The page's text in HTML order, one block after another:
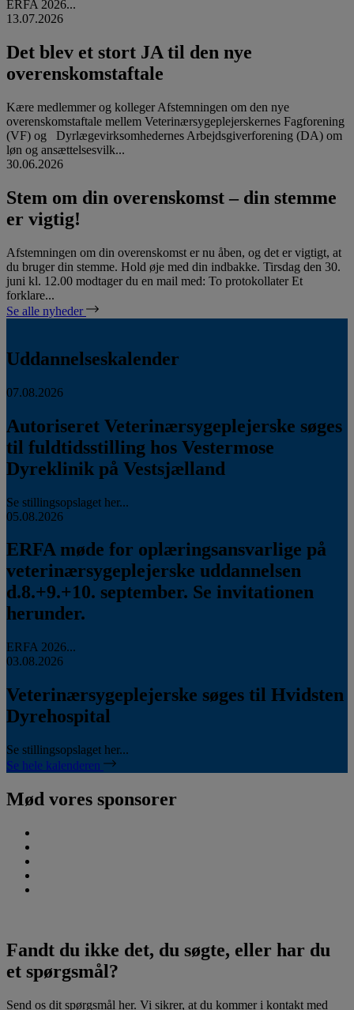
ERFA 2026...
13.07.2026
Det blev et stort JA til den nye
overenskomstaftale
Kære medlemmer og kolleger Afstemningen om den nye
overenskomstaftale mellem Veterinærsygeplejerskernes Fagforening
(VF) og Dyrlægevirksomhedernes Arbejdsgiverforening (DA) om
løn og ansættelsesvilk...
30.06.2026
Stem om din overenskomst – din stemme
er vigtig!
Afstemningen om din overenskomst er nu åben, og det er vigtigt, at
du bruger din stemme. Hold øje med din indbakke. Tirsdag den 30.
juni kl. 12.00 modtager du en mail med: To protokollater Et
forklare...
Se alle nyheder
Uddannelseskalender
07.08.2026
Autoriseret Veterinærsygeplejerske søges
til fuldtidsstilling hos Vestermose
Dyreklinik på Vestsjælland
Se stillingsopslaget her...
05.08.2026
ERFA møde for oplæringsansvarlige på
veterinærsygeplejerske uddannelsen
d.8.+9.+10. september. Se invitationen
herunder.
ERFA 2026...
03.08.2026
Veterinærsygeplejerske søges til Hvidsten
Dyrehospital
Se stillingsopslaget her...
Se hele kalenderen
Mød vores sponsorer
Fandt du ikke det, du søgte, eller har du
et spørgsmål?
Send os dit spørgsmål her. Vi sikrer, at du kommer i kontakt med